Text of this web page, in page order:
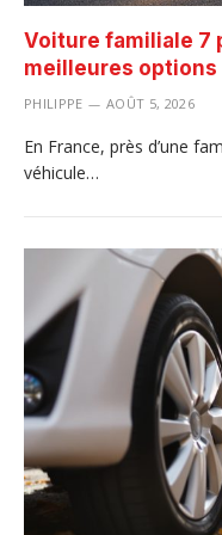
Voiture familiale 7
meilleures options
PHILIPPE AOÛT 5, 2026
En France, près d’une
véhicule…